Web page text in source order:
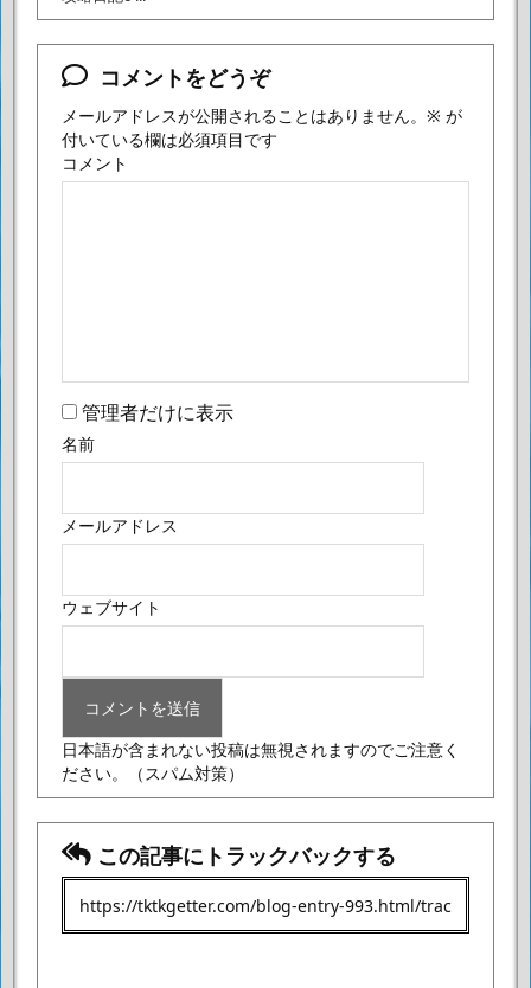
コメントをどうぞ
メールアドレスが公開されることはありません。 ※ が
付いている欄は必須項目です
コメント
管理者だけに表示
名前
メールアドレス
ウェブサイト
日本語が含まれない投稿は無視されますのでご注意く
ださい。
（スパム対策）
この記事にトラックバックする